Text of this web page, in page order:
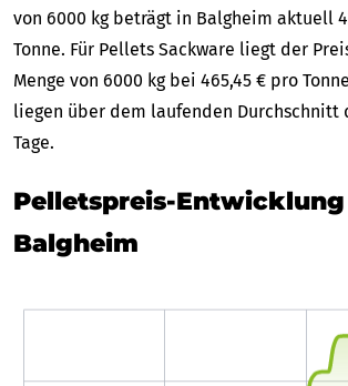
von 6000 kg beträgt in Balgheim aktuell
Tonne. Für Pellets Sackware liegt der
Menge von 6000 kg bei 465,45 € pro
liegen über dem laufenden Durchschnitt
Tage.
Pelletspreis-
Balgheim